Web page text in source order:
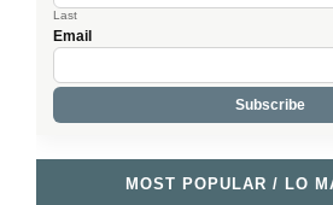
Last
Email
MOST POPULAR / LO